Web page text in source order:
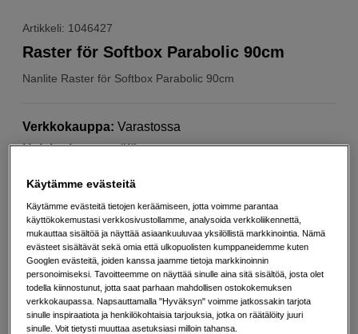
Artikkeli: 1046427
Nanlite Raster för Softbox Parabolic 90cm
Raster för Softbox Parabolic 90cm
Verkkokauppa: Varastossa
Helsingin myymälä: Varastotilanne
55 EUR
Määrä
Lisää ostoskoriin
Maksa Svea-erämaksulla
Esimerkki: 36 kk, 2 EUR/kk, yhteensä 77 EUR, todellinen vuosikorko
Käytämme evästeitä
Käytämme evästeitä tietojen keräämiseen, jotta voimme parantaa
käyttökokemustasi verkkosivustollamme, analysoida verkkoliikennettä,
mukauttaa sisältöä ja näyttää asiaankuuluvaa yksilöllistä markkinointia. Nämä
evästeet sisältävät sekä omia että ulkopuolisten kumppaneidemme kuten
Googlen evästeitä, joiden kanssa jaamme tietoja markkinoinnin
personoimiseksi. Tavoitteemme on näyttää sinulle aina sitä sisältöä, josta olet
todella kiinnostunut, jotta saat parhaan mahdollisen ostokokemuksen
verkkokaupassa. Napsauttamalla "Hyväksyn" voimme jatkossakin tarjota
sinulle inspiraatiota ja henkilökohtaisia tarjouksia, jotka on räätälöity juuri
sinulle. Voit tietysti muuttaa asetuksiasi milloin tahansa.